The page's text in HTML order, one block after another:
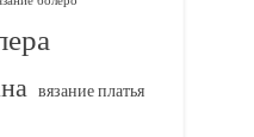
вязание платья